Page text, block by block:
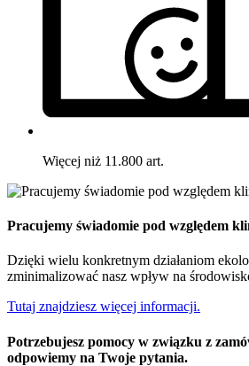
Więcej niż 11.800 art.
Pracujemy świadomie pod względem
Dzięki wielu konkretnym działaniom
zminimalizować nasz wpływ na
Tutaj znajdziesz więcej informacji.
Potrzebujesz pomocy w związku z
odpowiemy na Twoje pytania.